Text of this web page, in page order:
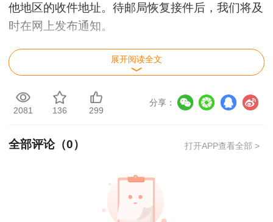
他地区的收件地址。待邮局恢复接件后，我们将及
时在网上发布通知。
点击查看通知原文>>展开阅读全文
2081 136 299
分享：
全部评论（0） 打开APP查看全部 >
概论就学习了十几天81分，感谢唐老师！